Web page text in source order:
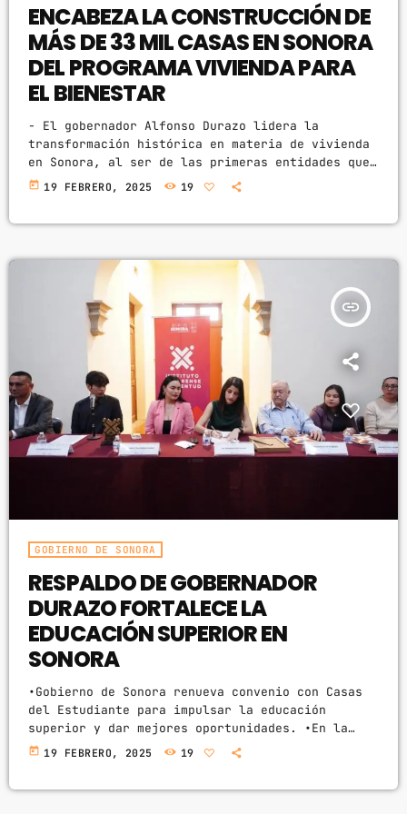
ENCABEZA LA CONSTRUCCIÓN DE
MÁS DE 33 MIL CASAS EN SONORA
DEL PROGRAMA VIVIENDA PARA
EL BIENESTAR
- El gobernador Alfonso Durazo lidera la
transformación histórica en materia de vivienda
en Sonora, al ser de las primeras entidades que
iniciarán con la construcción de 33 mil 800
primer paso de un plan integral que beneficiará
today 19 FEBRERO, 2025 19
insert_link
GOBIERNO DE SONORA
RESPALDO DE GOBERNADOR
DURAZO FORTALECE LA
EDUCACIÓN SUPERIOR EN
SONORA
•Gobierno de Sonora renueva convenio con Casas
del Estudiante para impulsar la educación
superior y dar mejores oportunidades. •En la
administración del gobernador Alfonso Durazo se
today 19 FEBRERO, 2025 19